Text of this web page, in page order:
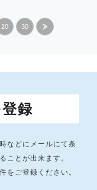
20 30 »
録
などにメールにて条
ことが出来ます。
をご登録ください。